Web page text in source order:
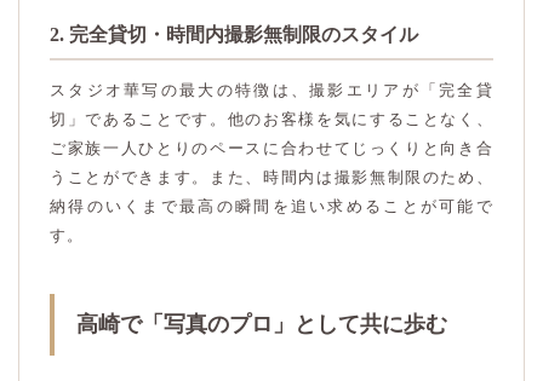
2. 完全貸切・時間内撮影無制限のスタイル
スタジオ華写の最大の特徴は、撮影エリアが「完全貸
切」であることです。他のお客様を気にすることなく、
ご家族一人ひとりのペースに合わせてじっくりと向き合
うことができます。また、時間内は撮影無制限のため、
納得のいくまで最高の瞬間を追い求めることが可能で
す。
高崎で「写真のプロ」として共に歩む